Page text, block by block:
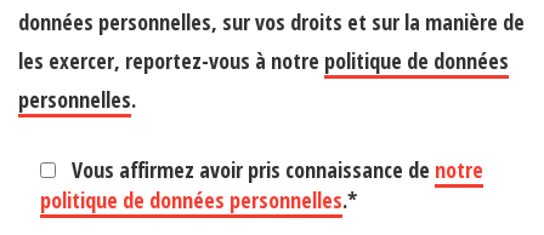
données personnelles, sur vos droits et sur la manière de
les exercer, reportez-vous à notre politique de données
personnelles.
Vous affirmez avoir pris connaissance de notre
politique de données personnelles.*